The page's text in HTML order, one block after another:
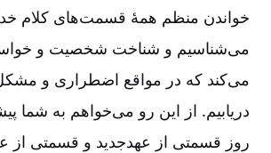
خواندن منظم همۀ قسمت‌های کلام خدا،
می‌شناسیم و شناخت شخصیت و
می‌کند که در مواقع اضطراری و
دریابیم. از این رو می‌خواهم به شما
روز قسمتی از عهدجدید و قسمتی از